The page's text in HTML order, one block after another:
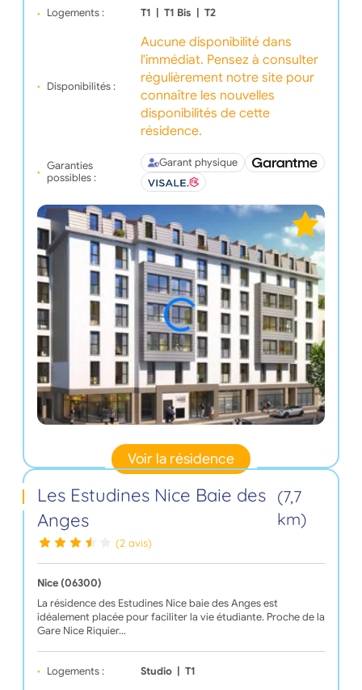
Logements : T1 T1 Bis T2
Disponibilités :
Aucune disponibilité dans
l'immédiat. Pensez à consulter
régulièrement notre site pour
connaître les nouvelles
disponibilités de cette
résidence.
Garanties
possibles :
Garant physique
Voir la résidence
Les Estudines Nice Baie des
Anges
(7,7
km)
(2 avis)
Nice (06300)
La résidence des Estudines Nice baie des Anges est
idéalement placée pour faciliter la vie étudiante. Proche de la
Gare Nice Riquier…
Logements : Studio | T1